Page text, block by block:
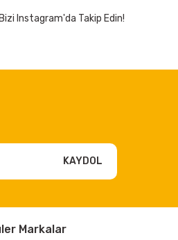
Bizi Instagram'da Takip Edin!
KAYDOL
Markalar